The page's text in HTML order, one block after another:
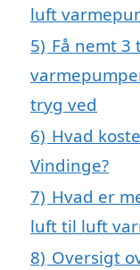
luft
5) Få nemt
tryg ved
6) Hvad
Vindinge?
7) Hvad er
luft til luft
8) Oversigt